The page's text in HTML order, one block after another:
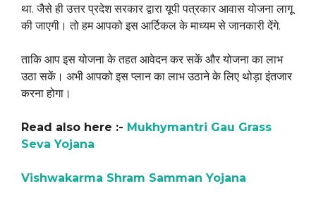
था. जैसे ही उत्तर प्रदेश सरकार द्वारा यूपी पत्रकार आवास योजना लागू
की जाएगी। तो हम आपको इस आर्टिकल के माध्यम से जानकारी देंगे.
ताकि आप इस योजना के तहत आवेदन कर सकें और योजना का लाभ
उठा सकें। अभी आपको इस प्लान का लाभ उठाने के लिए थोड़ा इंतजार
करना होगा।
Read also here :- Mukhymantri Gau Grass
Seva Yojana
Vishwakarma Shram Samman Yojana